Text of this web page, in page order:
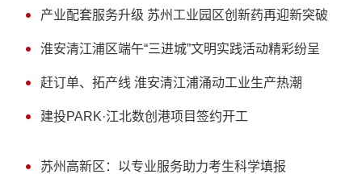
产业配套服务升级 苏州工业园区创新药再迎新突破
淮安清江浦区端午“三进城”文明实践活动精彩纷呈
赶订单、拓产线 淮安清江浦涌动工业生产热潮
建投PARK·江北数创港项目签约开工
苏州高新区：以专业服务助力考生科学填报